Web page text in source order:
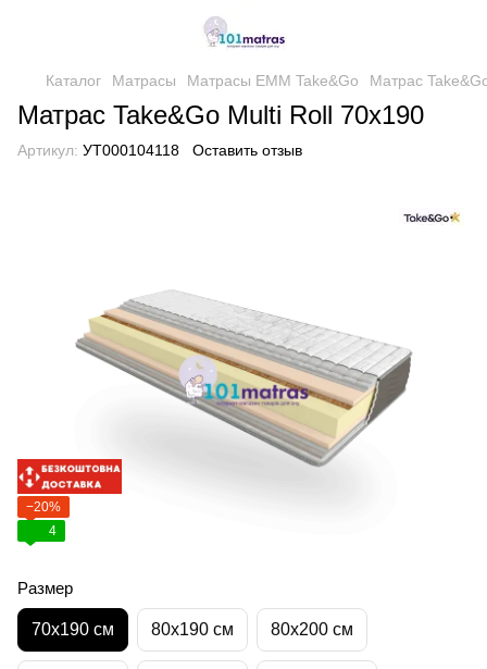
Каталог Матрасы Матрасы EMM Take&Go Матрас
Матрас Take&Go Multi Roll 70х190
Артикул: УТ000104118 Оставить отзыв
−20%
4
Размер
70х190 см 80х190 см 80х200 см